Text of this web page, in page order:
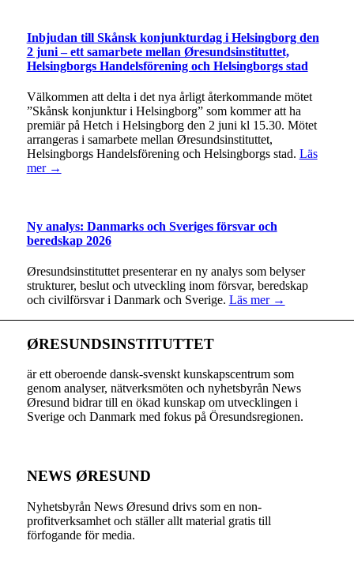
Inbjudan till Skånsk konjunkturdag i Helsingborg den
2 juni – ett samarbete mellan Øresundsinstituttet,
Helsingborgs Handelsförening och Helsingborgs stad
Välkommen att delta i det nya årligt återkommande mötet
”Skånsk konjunktur i Helsingborg” som kommer att ha
premiär på Hetch i Helsingborg den 2 juni kl 15.30. Mötet
arrangeras i samarbete mellan Øresundsinstituttet,
Helsingborgs Handelsförening och Helsingborgs stad. Läs
mer →
Ny analys: Danmarks och Sveriges försvar och
beredskap 2026
Øresundsinstituttet presenterar en ny analys som belyser
strukturer, beslut och utveckling inom försvar, beredskap
och civilförsvar i Danmark och Sverige. Läs mer →
ØRESUNDSINSTITUTTET
är ett oberoende dansk-svenskt kunskapscentrum som
genom analyser, nätverksmöten och nyhetsbyrån News
Øresund bidrar till en ökad kunskap om utvecklingen i
Sverige och Danmark med fokus på Öresundsregionen.
NEWS ØRESUND
Nyhetsbyrån News Øresund drivs som en non-
profitverksamhet och ställer allt material gratis till
förfogande för media.